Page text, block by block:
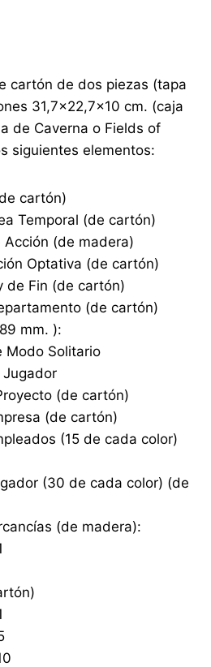
cartón de dos piezas (tapa
31,7×22,7×10 cm. (caja
de Caverna o Fields of
siguientes elementos:
cartón)
Temporal (de cartón)
(de madera)
Optativa (de cartón)
de Fin (de cartón)
(de cartón)
mm. ):
Modo Solitario
(de cartón)
(de cartón)
(15 de cada color)
(30 de cada color) (de
(de madera):